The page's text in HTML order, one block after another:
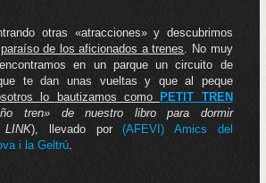
otras «atracciones» y descubrimos
de los aficionados a trenes. No muy
en un parque un circuito de
te dan unas vueltas y que al peque
lo bautizamos como
PETIT TREN
tren» de nuestro libro para dormir
LINK), llevado por(AFEVI) Amics del
i la Geltrú.